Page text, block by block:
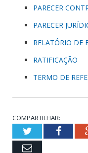
PARECER
PARECER
RELATÓRIO DE
RATIFICAÇÃO
TERMO DE
COMPARTILHAR:
Twitter
Email